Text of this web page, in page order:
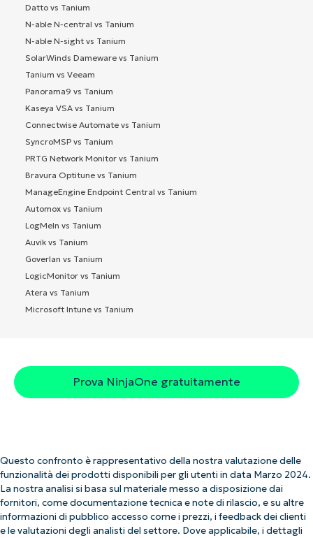
Datto vs Tanium
N-able N-central vs Tanium
N-able N-sight vs Tanium
SolarWinds Dameware vs Tanium
Tanium vs Veeam
Panorama9 vs Tanium
Kaseya VSA vs Tanium
Connectwise Automate vs Tanium
SyncroMSP vs Tanium
PRTG Network Monitor vs Tanium
Bravura Optitune vs Tanium
ManageEngine Endpoint Central vs Tanium
Automox vs Tanium
LogMeIn vs Tanium
Auvik vs Tanium
Goverlan vs Tanium
LogicMonitor vs Tanium
Atera vs Tanium
Microsoft Intune vs Tanium
Prova NinjaOne gratuitamente
Questo confronto è rappresentativo della nostra valutazione delle
funzionalità dei prodotti disponibili per gli utenti in data Marzo 2024.
La nostra analisi si basa sul materiale messo a disposizione dai
fornitori, come documentazione tecnica e note di rilascio, e su altre
informazioni di pubblico accesso come i prezzi, i feedback dei clienti
e le valutazioni degli analisti del settore. Dove applicabile, i dettagli